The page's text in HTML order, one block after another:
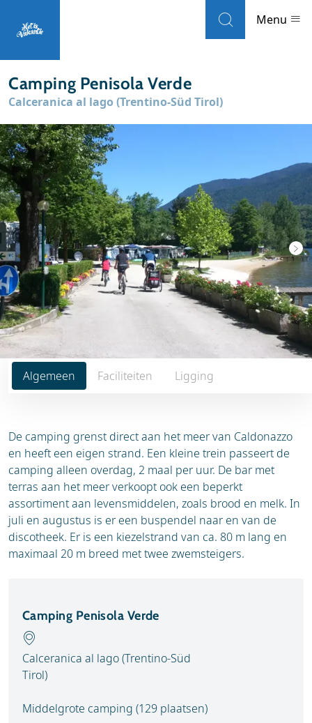
Menu
Landen
Weblogs
Accommodaties
Local guides
Wat wil je doen?
Populaire eilanden
Reisinformatie
Camping Penisola Verde
Calceranica al lago (Trentino-Süd Tirol)
Algemeen Faciliteiten Ligging
De camping grenst direct aan het meer van Caldonazzo
en heeft een eigen strand. Een kleine trein passeert de
camping alleen overdag, 2 maal per uur. De bar met
terras aan het meer verkoopt ook een beperkt
assortiment aan levensmiddelen, zoals brood en melk. In
juli en augustus is er een buspendel naar en van de
discotheek. Er is een kiezelstrand van ca. 80 m lang en
maximaal 20 m breed met twee zwemsteigers.
Camping Penisola Verde
Calceranica al lago (Trentino-Süd
Tirol)
Middelgrote camping (129 plaatsen)